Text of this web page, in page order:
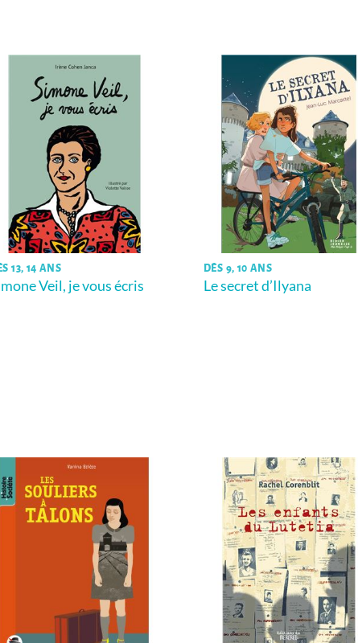
13, 14 ANS
Veil, je vous écris
DÈS 9, 10 ANS
Le secret d’Ilyana